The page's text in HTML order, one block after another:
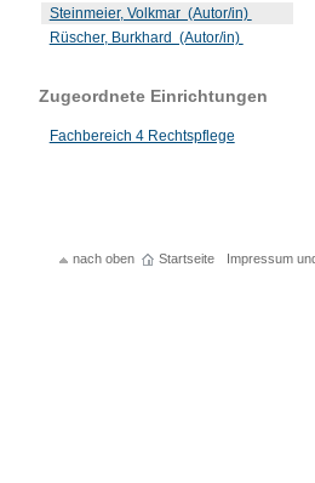
Steinmeier, Volkmar (Autor/in)
Rüscher, Burkhard (Autor/in)
Zugeordnete Einrichtungen
Fachbereich 4 Rechtspflege
nach oben Startseite Impressum